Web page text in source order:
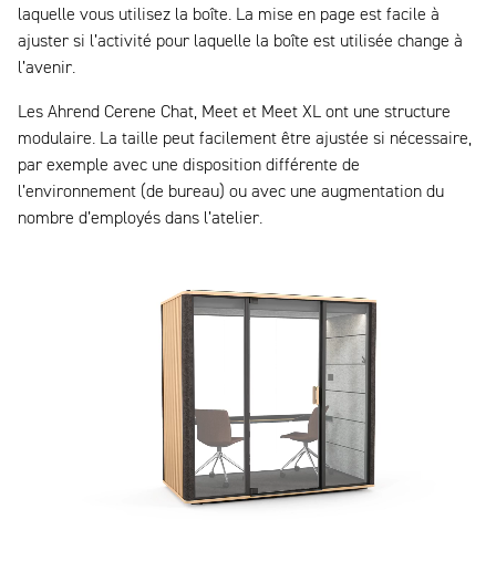
laquelle vous utilisez la boîte. La mise en page est facile à
ajuster si l’activité pour laquelle la boîte est utilisée change à
l’avenir.
Les Ahrend Cerene Chat, Meet et Meet XL ont une structure
modulaire. La taille peut facilement être ajustée si nécessaire,
par exemple avec une disposition différente de
l’environnement (de bureau) ou avec une augmentation du
nombre d’employés dans l’atelier.